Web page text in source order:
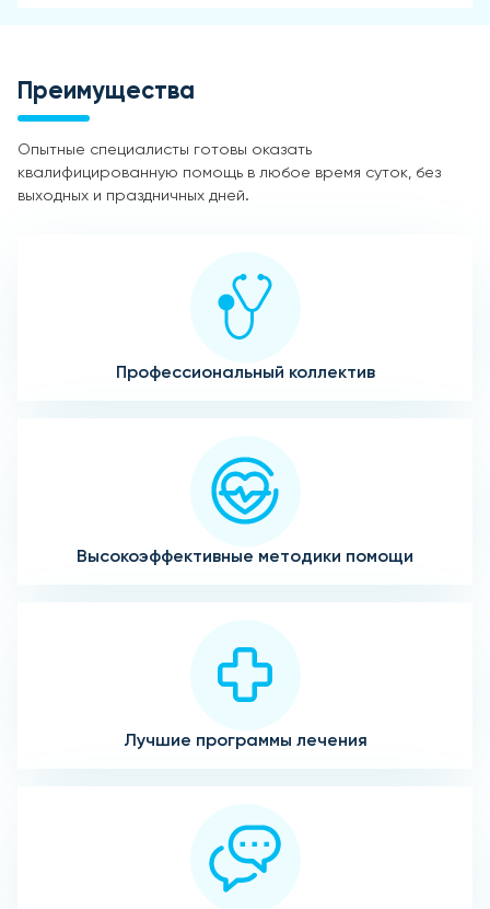
Преимущества
Опытные специалисты готовы оказать
квалифицированную помощь в любое время суток, без
выходных и праздничных дней.
Профессиональный коллектив
Высокоэффективные методики помощи
Лучшие программы лечения